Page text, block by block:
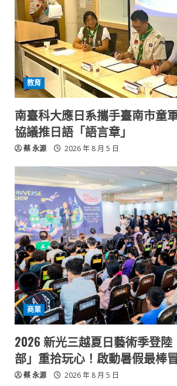
教育
南臺科大應日系攜手臺南市童
協議推日語「語言章」
蔡 永源 2026 年 8 月 5 日
商業
2026 新光三越夏日藝術季登
部」重拾玩心！啟動暑假最棒
蔡 永源 2026 年 8 月 5 日